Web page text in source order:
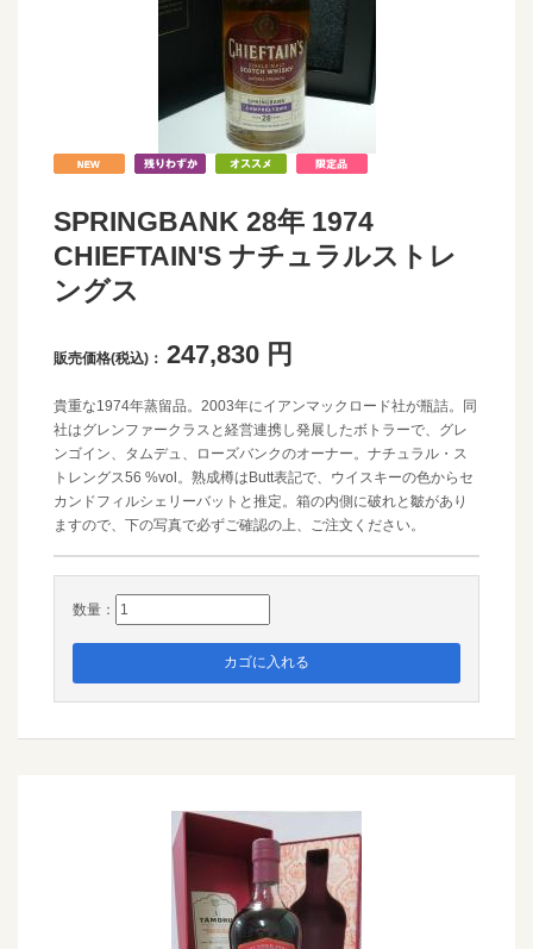
SPRINGBANK 28年 1974
CHIEFTAIN'S ナチュラルストレ
ングス
販売価格(税込)： 247,830 円
貴重な1974年蒸留品。2003年にイアンマックロード社が瓶詰。同
社はグレンファークラスと経営連携し発展したボトラーで、グレ
ンゴイン、タムデュ、ローズバンクのオーナー。ナチュラル・ス
トレングス56 %vol。熟成樽はButt表記で、ウイスキーの色からセ
カンドフィルシェリーバットと推定。箱の内側に破れと皺があり
ますので、下の写真で必ずご確認の上、ご注文ください。
数量：